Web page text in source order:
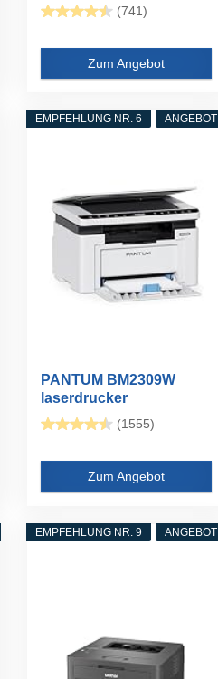
(741)
Zum Angebot
ANGEBOT
EMPFEHLUNG NR. 6
PANTUM BM2309W
laserdrucker
Multifunktionsgerät...
(1555)
Zum Angebot
ANGEBOT
EMPFEHLUNG NR. 9